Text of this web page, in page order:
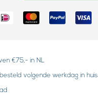
€75,- in NL
volgende werkdag in huis